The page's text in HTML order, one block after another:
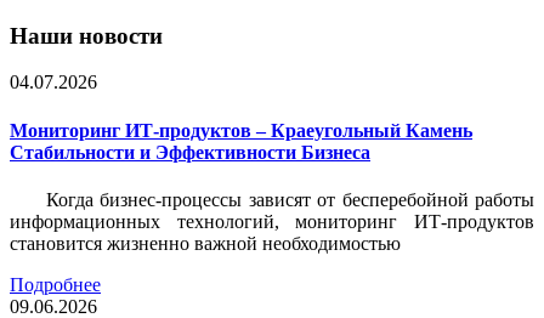
Наши новости
04.07.2026
Мониторинг ИТ-продуктов – Краеугольный Камень
Стабильности и Эффективности Бизнеса
Когда бизнес-процессы зависят от бесперебойной работы
информационных технологий, мониторинг ИТ-продуктов
становится жизненно важной необходимостью
Подробнее
09.06.2026